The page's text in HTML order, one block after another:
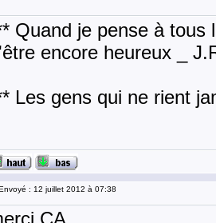
Quand je pense à tous
encore heureux _
Les gens qui ne rient
: 12 juillet 2012 à 07:38
CA